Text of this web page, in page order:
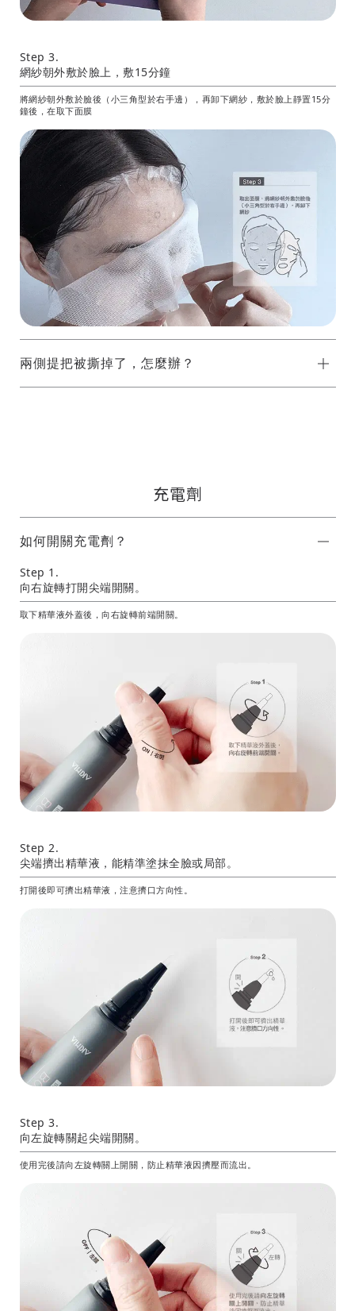
Step 3.
網紗朝外敷於臉上，敷15分鐘
將網紗朝外敷於臉後（小三角型於右手邊），再卸下網紗，敷於臉上靜置15分
鐘後，在取下面膜
兩側提把被撕掉了，怎麼辦？
充電劑
如何開關充電劑？
Step 1.
向右旋轉打開尖端開關。
取下精華液外蓋後，向右旋轉前端開關。
Step 2.
尖端擠出精華液，能精準塗抹全臉或局部。
打開後即可擠出精華液，注意擠口方向性。
Step 3.
向左旋轉關起尖端開關。
使用完後請向左旋轉關上開關，防止精華液因擠壓而流出。